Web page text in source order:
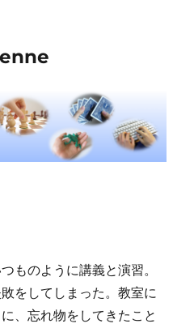
ものように講義と演習。
をしてしまった。教室に
、忘れ物をしてきたこと